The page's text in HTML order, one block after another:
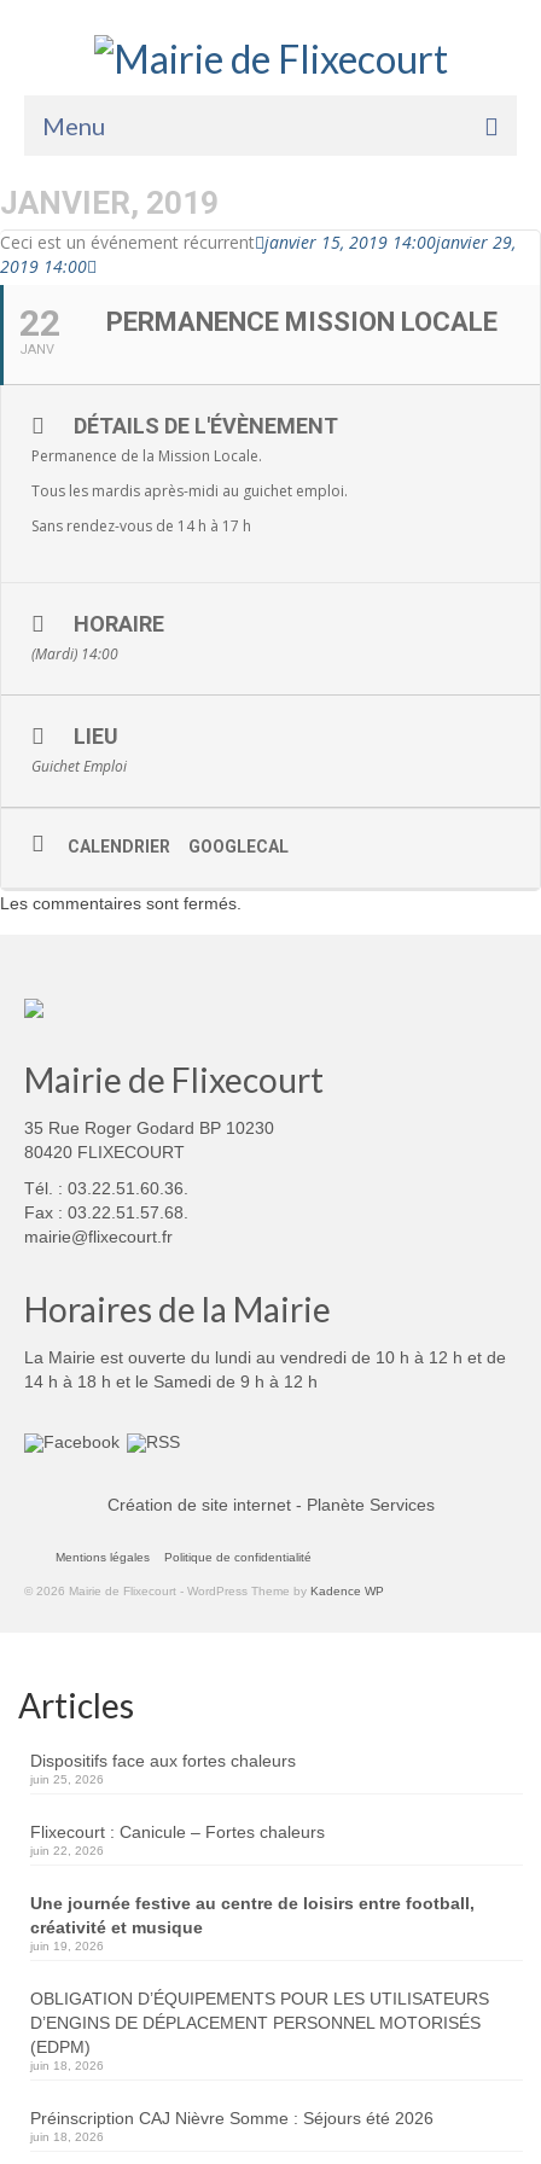
Menu
Accueil
La Mairie
Services
Enfance Jeunesse
Sports Loisirs et Culture
JANVIER, 2019
Ceci est un événement récurrent janvier 15, 2019 14:00janvier 29,
2019 14:00
22
JANV
PERMANENCE MISSION LOCALE
DÉTAILS DE L'ÉVÈNEMENT
Permanence de la Mission Locale.
Tous les mardis après-midi au guichet emploi.
Sans rendez-vous de 14 h à 17 h
HORAIRE
(Mardi) 14:00
LIEU
Guichet Emploi
CALENDRIER GOOGLECAL
Les commentaires sont fermés.
Mairie de Flixecourt
35 Rue Roger Godard BP 10230
80420 FLIXECOURT
Tél. : 03.22.51.60.36.
Fax : 03.22.51.57.68.
mairie@flixecourt.fr
Horaires de la Mairie
La Mairie est ouverte du lundi au vendredi de 10 h à 12 h et de
14 h à 18 h et le Samedi de 9 h à 12 h
Création de site internet - Planète Services
Mentions légales Politique de confidentialité
© 2026 Mairie de Flixecourt - WordPress Theme by Kadence WP
Articles
Dispositifs face aux fortes chaleurs
juin 25, 2026
Flixecourt : Canicule – Fortes chaleurs
juin 22, 2026
Une journée festive au centre de loisirs entre football,
créativité et musique
juin 19, 2026
OBLIGATION D’ÉQUIPEMENTS POUR LES UTILISATEURS
D’ENGINS DE DÉPLACEMENT PERSONNEL MOTORISÉS
(EDPM)
juin 18, 2026
Préinscription CAJ Nièvre Somme : Séjours été 2026
juin 18, 2026